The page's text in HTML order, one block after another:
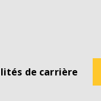
de carrière